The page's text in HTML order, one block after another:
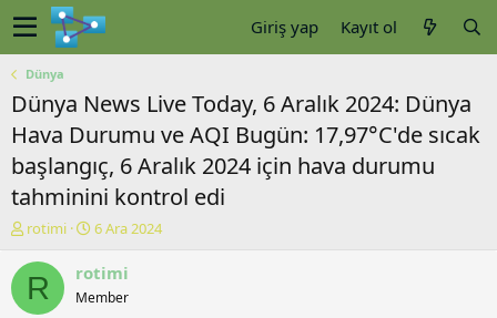
Giriş yap Kayıt ol
Dünya
Dünya News Live Today, 6 Aralık 2024: Dünya
Hava Durumu ve AQI Bugün: 17,97°C'de sıcak
başlangıç, 6 Aralık 2024 için hava durumu
tahminini kontrol edi
K
n
u
y
rotimi
B
ş
a
6 Ara 2024
R rotimi
Member